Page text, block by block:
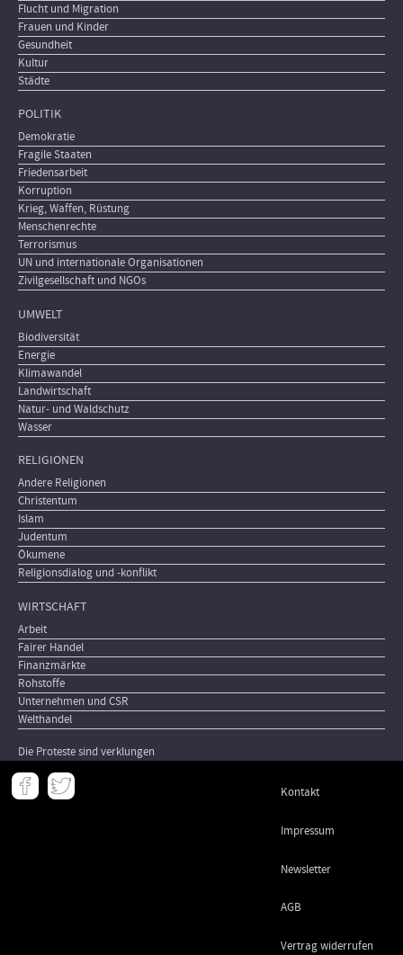
Flucht und Migration
Frauen und Kinder
Gesundheit
Kultur
Städte
POLITIK
Demokratie
Fragile Staaten
Friedensarbeit
Korruption
Krieg, Waffen, Rüstung
Menschenrechte
Terrorismus
UN und internationale Organisationen
Zivilgesellschaft und NGOs
UMWELT
Biodiversität
Energie
Klimawandel
Landwirtschaft
Natur- und Waldschutz
Wasser
RELIGIONEN
Andere Religionen
Christentum
Islam
Judentum
Ökumene
Religionsdialog und -konflikt
WIRTSCHAFT
Arbeit
Fairer Handel
Finanzmärkte
Rohstoffe
Unternehmen und CSR
Welthandel
Die Proteste sind verklungen
Meta
- Kontakt
Impressum
Newsletter
AGB
Vertrag widerrufen